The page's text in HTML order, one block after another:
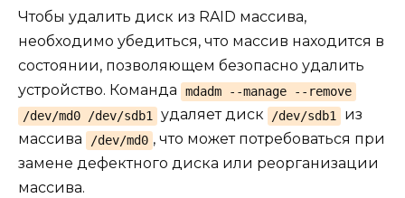
Чтобы удалить диск из RAID массива,
необходимо убедиться, что массив находится в
состоянии, позволяющем безопасно удалить
устройство. Команда
mdadm --manage --remove
/dev/md0 /dev/sdb1
удаляет диск /dev/sdb1
из
массива
/dev/md0 , что может потребоваться при
замене дефектного диска или реорганизации
массива.